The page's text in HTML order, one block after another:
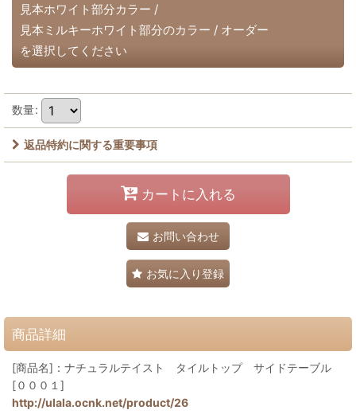
見本ホワイト部分カラー /
見本ミルキーホワイト部分のカラー / オーダー
を選択してください
数量:
返品特約に関する重要事項
カートに入れる
お問い合わせ
お気に入り登録
商品詳細
[商品名]：ナチュラルテイスト タイルトップ サイドテーブル
[０００１]
http://ulala.ocnk.net/product/26